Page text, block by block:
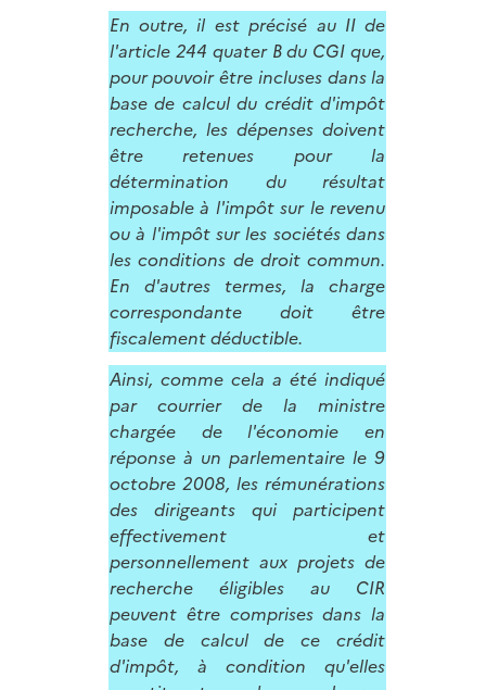
En outre, il est précisé au II de
l'article 244 quater B du CGI que,
pour pouvoir être incluses dans la
base de calcul du crédit d'impôt
recherche, les dépenses doivent
être retenues pour la
détermination du résultat
imposable à l'impôt sur le revenu
ou à l'impôt sur les sociétés dans
les conditions de droit commun.
En d'autres termes, la charge
correspondante doit être
fiscalement déductible.
Ainsi, comme cela a été indiqué
par courrier de la ministre
chargée de l'économie en
réponse à un parlementaire le 9
octobre 2008, les rémunérations
des dirigeants qui participent
effectivement et
personnellement aux projets de
recherche éligibles au CIR
peuvent être comprises dans la
base de calcul de ce crédit
d'impôt, à condition qu'elles